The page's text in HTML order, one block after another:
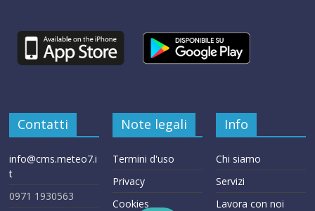
Contatti
info@cms.meteo7.i
t
0971 1930563
Note legali
Termini d'uso
Privacy
Cookies
Info
Chi siamo
Servizi
Lavora con noi